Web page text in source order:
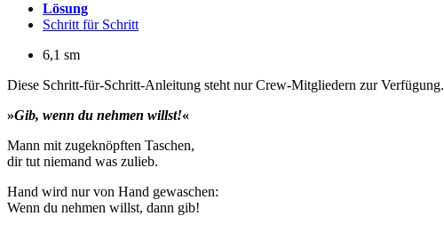
Lösung
Schritt für Schritt
6,1 sm
Diese Schritt-für-Schritt-Anleitung steht nur Crew-Mitgliedern zur Verfügung.
»Gib, wenn du nehmen willst!«
Mann mit zugeknöpften Taschen,
dir tut niemand was zulieb.
Hand wird nur von Hand gewaschen:
Wenn du nehmen willst, dann gib!